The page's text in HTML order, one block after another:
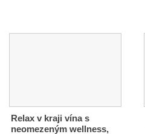
Relax v kraji vína s
neomezeným wellness,